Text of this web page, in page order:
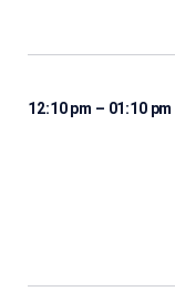
12:10 pm – 01:10 pm